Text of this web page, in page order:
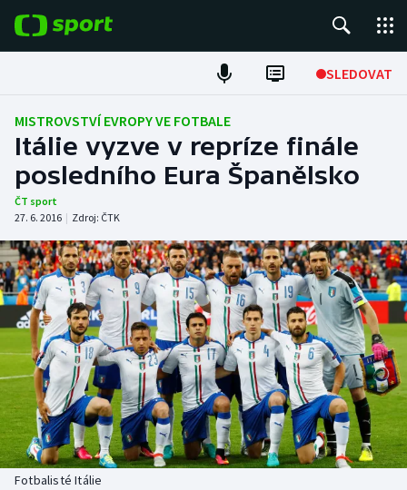
SLEDOVAT
Fotbal
Hokej
Tenis
Atletika
Cyklistika
DALŠÍ SPORTY
Americký fotbal
Baseball a softbal
Basketbal
NEPŘEHLÉDNĚTE
Soutěže
Historické návraty
MISTROVSTVÍ EVROPY VE FOTBALE
Itálie vyzve v repríze finále
posledního Eura Španělsko
ČT sport
27. 6. 2016 | Zdroj: ČTK
Fotbalisté Itálie